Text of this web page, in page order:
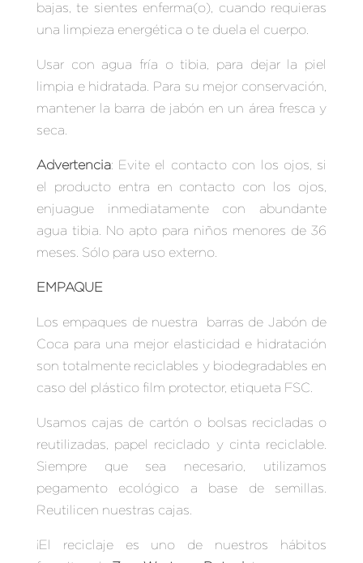
bajas, te sientes enferma(o), cuando requieras
una limpieza energética o te duela el cuerpo.
Usar con agua fría o tibia, para dejar la piel
limpia e hidratada. Para su mejor conservación,
mantener la barra de jabón en un área fresca y
seca.
Advertencia: Evite el contacto con los ojos, si
el producto entra en contacto con los ojos,
enjuague inmediatamente con abundante
agua tibia. No apto para niños menores de 36
meses. Sólo para uso externo.
EMPAQUE
Los empaques de nuestra barras de Jabón de
Coca para una mejor elasticidad e hidratación
son totalmente reciclables y biodegradables en
caso del plástico film protector, etiqueta FSC.
Usamos cajas de cartón o bolsas recicladas o
reutilizadas, papel reciclado y cinta reciclable.
Siempre que sea necesario, utilizamos
pegamento ecológico a base de semillas.
Reutilicen nuestras cajas.
¡El reciclaje es uno de nuestros hábitos